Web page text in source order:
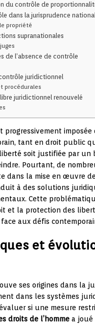
du contrôle de
dans la jurisprudence
propriété
supranationales
de l’absence de contrôle
juridictionnel
procédurales
juridictionnel renouvelé
progressivement
tant en droit public
soit justifiée par un
Pourtant, de
dans la mise en œuvre de
à des solutions
Cette
et la protection des
aux défis
et
ses origines dans la
dans les systèmes
si une mesure
droits de l’homme a joué